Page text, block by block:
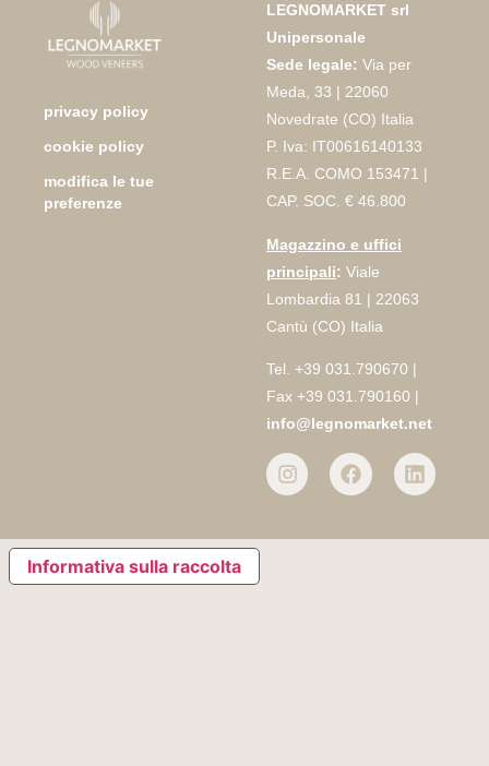
privacy policy
cookie policy
modifica le tue
preferenze
LEGNOMARKET srl
Unipersonale
Sede legale: Via per
Meda, 33 | 22060
Novedrate (CO) Italia
P. Iva: IT00616140133
R.E.A. COMO 153471 |
CAP. SOC. € 46.800
Magazzino e uffici
principali: Viale
Lombardia 81 | 22063
Cantù (CO) Italia
Tel. +39 031.790670 |
Fax +39 031.790160 |
info@legnomarket.net
Informativa sulla raccolta